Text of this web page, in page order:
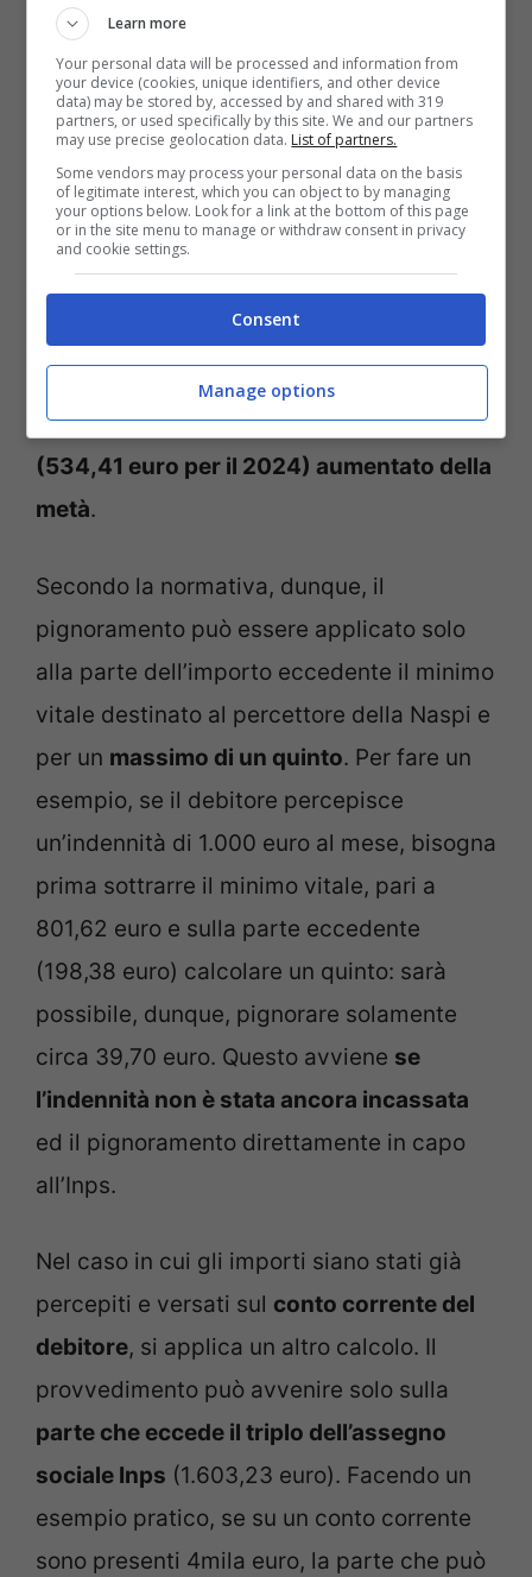
Così come per gli stipendi o le pensioni,
anche per la Naspi, i cui importi sono stati
aggiornati per il 2025, sonoprevisti dei
limiti specificial di sotto dei quali il
pignoramento viene considerato illegittimo
in modo da tutelare il debitore e
il cosiddetto”minimo vitale”, ossia un
importo necessario alla sopravvivenza.
Quest’ultimo è pari alla somma stabilita
annualmente per l’assegno sociale
(534,41 euro per il 2024) aumentato della
metà.
Secondo la normativa, dunque, il
pignoramento può essere applicato solo
alla parte dell’importo eccedente il minimo
vitale destinato al percettore della Naspi e
per un massimo di un quinto. Per fare un
esempio, se il debitore percepisce
un’indennità di 1.000 euro al mese, bisogna
prima sottrarre il minimo vitale, pari a
801,62 euro e sulla parte eccedente
(198,38 euro) calcolare un quinto: sarà
possibile, dunque, pignorare solamente
circa 39,70 euro. Questo avviene se
l’indennità non è stata ancora incassata
ed il pignoramento direttamente in capo
all’Inps.
Nel caso in cui gli importi siano stati già
percepiti e versati sul conto corrente del
debitore, si applica un altro calcolo. Il
provvedimento può avvenire solo sulla
parte che eccede il triplo dell’assegno
sociale Inps (1.603,23 euro). Facendo un
esempio pratico, se su un conto corrente
sono presenti 4mila euro, la parte che può
Learn more
Your personal data will be processed and information from
your device (cookies, unique identifiers, and other device
data) may be stored by, accessed by and shared with 319
partners, or used specifically by this site. We and our partners
may use precise geolocation data. List of partners.
Some vendors may process your personal data on the basis
of legitimate interest, which you can object to by managing
your options below. Look for a link at the bottom of this page
or in the site menu to manage or withdraw consent in privacy
and cookie settings.
Consent
Manage options